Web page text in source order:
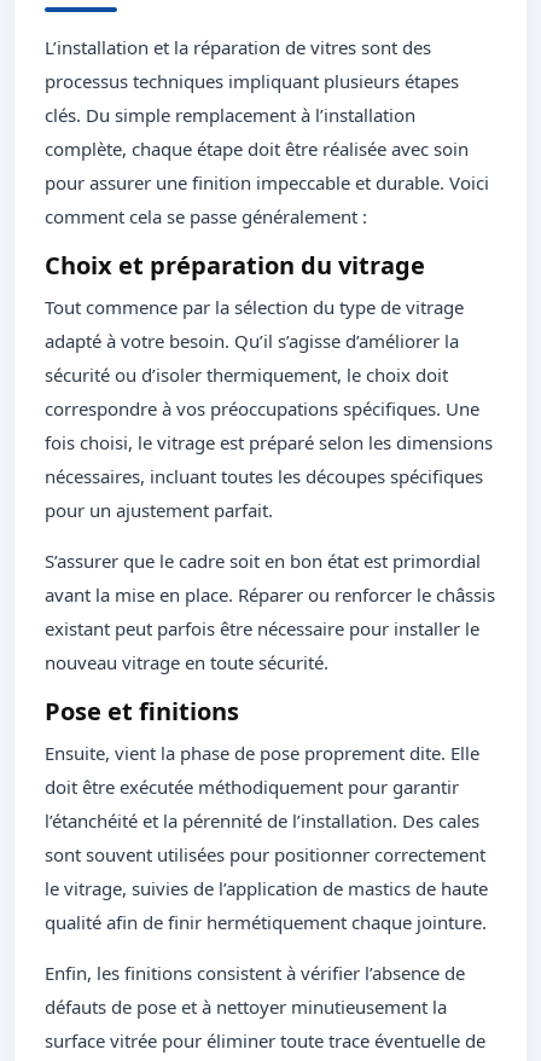
L’installation et la réparation de vitres sont des
processus techniques impliquant plusieurs étapes
clés. Du simple remplacement à l’installation
complète, chaque étape doit être réalisée avec soin
pour assurer une finition impeccable et durable. Voici
comment cela se passe généralement :
Choix et préparation du vitrage
Tout commence par la sélection du type de vitrage
adapté à votre besoin. Qu’il s’agisse d’améliorer la
sécurité ou d’isoler thermiquement, le choix doit
correspondre à vos préoccupations spécifiques. Une
fois choisi, le vitrage est préparé selon les dimensions
nécessaires, incluant toutes les découpes spécifiques
pour un ajustement parfait.
S’assurer que le cadre soit en bon état est primordial
avant la mise en place. Réparer ou renforcer le châssis
existant peut parfois être nécessaire pour installer le
nouveau vitrage en toute sécurité.
Pose et finitions
Ensuite, vient la phase de pose proprement dite. Elle
doit être exécutée méthodiquement pour garantir
l’étanchéité et la pérennité de l’installation. Des cales
sont souvent utilisées pour positionner correctement
le vitrage, suivies de l’application de mastics de haute
qualité afin de finir hermétiquement chaque jointure.
Enfin, les finitions consistent à vérifier l’absence de
défauts de pose et à nettoyer minutieusement la
surface vitrée pour éliminer toute trace éventuelle de